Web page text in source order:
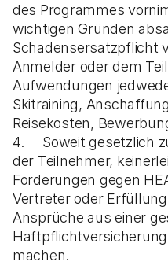
des Programmes
wichtigen Gründen
Schadensersatzpflicht
Anmelder oder dem
Aufwendungen
Skitraining,
Reisekosten,
4. Soweit gesetzlich
der Teilnehmer,
Forderungen gegen
Vertreter oder
Ansprüche aus einer
machen.